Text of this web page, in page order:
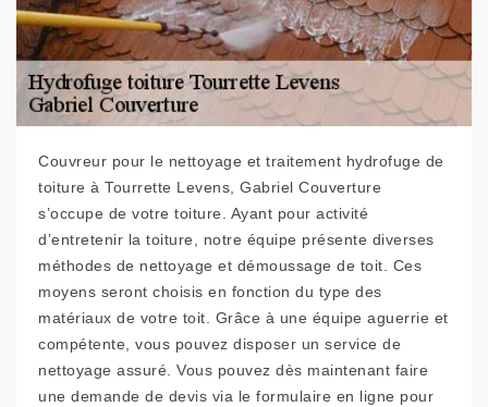
Couvreur pour le nettoyage et traitement hydrofuge de
toiture à Tourrette Levens, Gabriel Couverture
s’occupe de votre toiture. Ayant pour activité
d’entretenir la toiture, notre équipe présente diverses
méthodes de nettoyage et démoussage de toit. Ces
moyens seront choisis en fonction du type des
matériaux de votre toit. Grâce à une équipe aguerrie et
compétente, vous pouvez disposer un service de
nettoyage assuré. Vous pouvez dès maintenant faire
une demande de devis via le formulaire en ligne pour